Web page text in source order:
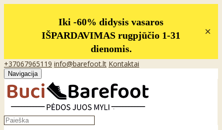
Iki -60% didysis vasaros
IŠPARDAVIMAS rugpjūčio 1-31
dienomis.
×
+37067965119 info@barefoot.lt Kontaktai
Navigacija